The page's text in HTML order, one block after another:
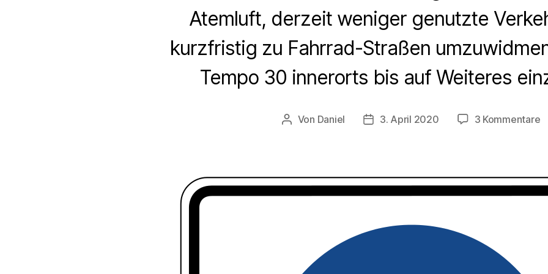
Atemluft, derzeit weniger genutzte
kurzfristig zu Fahrrad-Straßen
Tempo 30 innerorts bis auf Weiteres
Beitragsautor
Von Daniel Beitragsdatum
3. April 2020 3 Kommentarezu
in